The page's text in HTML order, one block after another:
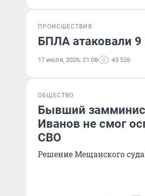
ПРОИСШЕСТВИЯ
БПЛА атаковали
17 июля, 2026, 21:08 43 526
ОБЩЕСТВО
Бывший
Иванов не смог
СВО
Решение Мещанского суда